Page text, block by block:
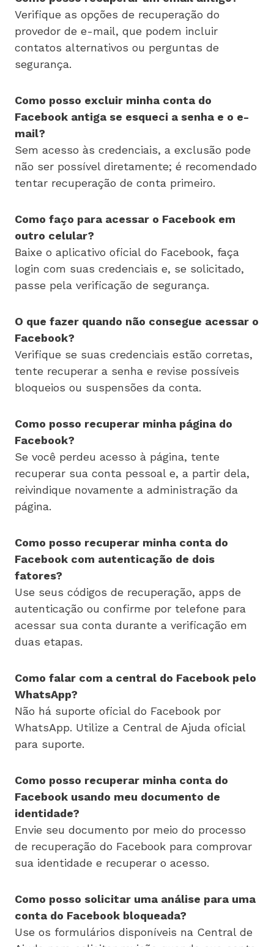
Verifique as opções de recuperação do
provedor de e-mail, que podem incluir
contatos alternativos ou perguntas de
segurança.
Como posso excluir minha conta do
Facebook antiga se esqueci a senha e o e-
mail?
Sem acesso às credenciais, a exclusão pode
não ser possível diretamente; é recomendado
tentar recuperação de conta primeiro.
Como faço para acessar o Facebook em
outro celular?
Baixe o aplicativo oficial do Facebook, faça
login com suas credenciais e, se solicitado,
passe pela verificação de segurança.
O que fazer quando não consegue acessar o
Facebook?
Verifique se suas credenciais estão corretas,
tente recuperar a senha e revise possíveis
bloqueios ou suspensões da conta.
Como posso recuperar minha página do
Facebook?
Se você perdeu acesso à página, tente
recuperar sua conta pessoal e, a partir dela,
reivindique novamente a administração da
página.
Como posso recuperar minha conta do
Facebook com autenticação de dois
fatores?
Use seus códigos de recuperação, apps de
autenticação ou confirme por telefone para
acessar sua conta durante a verificação em
duas etapas.
Como falar com a central do Facebook pelo
WhatsApp?
Não há suporte oficial do Facebook por
WhatsApp. Utilize a Central de Ajuda oficial
para suporte.
Como posso recuperar minha conta do
Facebook usando meu documento de
identidade?
Envie seu documento por meio do processo
de recuperação do Facebook para comprovar
sua identidade e recuperar o acesso.
Como posso solicitar uma análise para uma
conta do Facebook bloqueada?
Use os formulários disponíveis na Central de